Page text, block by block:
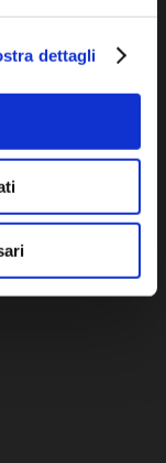
dettagli